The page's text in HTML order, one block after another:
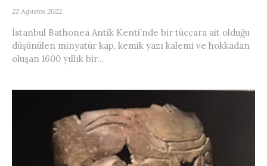
22 Ağustos 2022
İstanbul Bathonea Antik Kenti’nde bir tüccara ait olduğu
düşünülen minyatür kap, kemik yazı kalemi ve hokkadan
oluşan 1600 yıllık bir...